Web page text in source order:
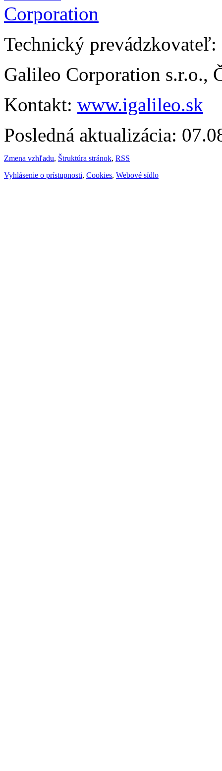
Technický prevádzkovateľ:
Galileo Corporation s.r.o.,
Kontakt: www.igalileo.sk
Posledná aktualizácia:
Zmena vzhľadu, Štruktúra stránok, RSS
Vyhlásenie o prístupnosti, Cookies, Webové sídlo